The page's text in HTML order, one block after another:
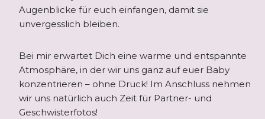
Augenblicke für euch einfangen, damit sie
unvergesslich bleiben.
Bei mir erwartet Dich eine warme und entspannte
Atmosphäre, in der wir uns ganz auf euer Baby
konzentrieren – ohne Druck! Im Anschluss nehmen
wir uns natürlich auch Zeit für Partner- und
Geschwisterfotos!